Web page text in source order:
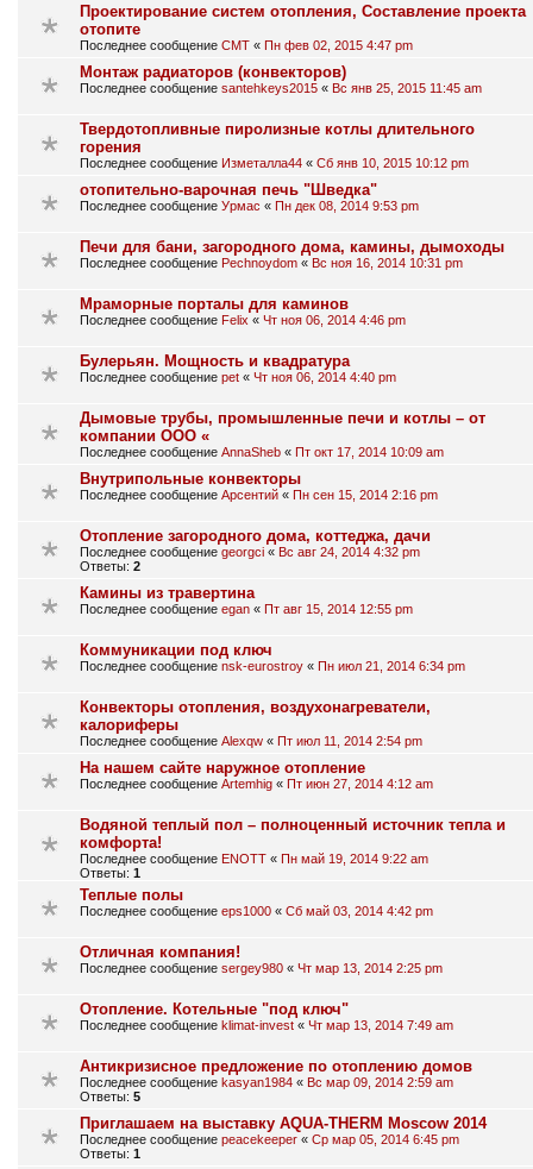
Проектирование систем отопления, Составление проекта
отопите
Последнее сообщение СМТ « Пн фев 02, 2015 4:47 pm
Монтаж радиаторов (конвекторов)
Последнее сообщение santehkeys2015 « Вс янв 25, 2015 11:45 am
Твердотопливные пиролизные котлы длительного
горения
Последнее сообщение Изметалла44 « Сб янв 10, 2015 10:12 pm
отопительно-варочная печь "Шведка"
Последнее сообщение Урмас « Пн дек 08, 2014 9:53 pm
Печи для бани, загородного дома, камины, дымоходы
Последнее сообщение Pechnoydom « Вс ноя 16, 2014 10:31 pm
Мраморные порталы для каминов
Последнее сообщение Felix « Чт ноя 06, 2014 4:46 pm
Булерьян. Мощность и квадратура
Последнее сообщение pet « Чт ноя 06, 2014 4:40 pm
Дымовые трубы, промышленные печи и котлы – от
компании ООО «
Последнее сообщение AnnaSheb « Пт окт 17, 2014 10:09 am
Внутрипольные конвекторы
Последнее сообщение Арсентий « Пн сен 15, 2014 2:16 pm
Отопление загородного дома, коттеджа, дачи
Последнее сообщение georgci « Вс авг 24, 2014 4:32 pm
Ответы: 2
Камины из травертина
Последнее сообщение egan « Пт авг 15, 2014 12:55 pm
Коммуникации под ключ
Последнее сообщение nsk-eurostroy « Пн июл 21, 2014 6:34 pm
Конвекторы отопления, воздухонагреватели,
калориферы
Последнее сообщение Alexqw « Пт июл 11, 2014 2:54 pm
На нашем сайте наружное отопление
Последнее сообщение Artemhig « Пт июн 27, 2014 4:12 am
Водяной теплый пол – полноценный источник тепла и
комфорта!
Последнее сообщение ENOTT « Пн май 19, 2014 9:22 am
Ответы: 1
Теплые полы
Последнее сообщение eps1000 « Сб май 03, 2014 4:42 pm
Отличная компания!
Последнее сообщение sergey980 « Чт мар 13, 2014 2:25 pm
Отопление. Котельные "под ключ"
Последнее сообщение klimat-invest « Чт мар 13, 2014 7:49 am
Антикризисное предложение по отоплению домов
Последнее сообщение kasyan1984 « Вс мар 09, 2014 2:59 am
Ответы: 5
Приглашаем на выставку AQUA-THERM Moscow 2014
Последнее сообщение peacekeeper « Ср мар 05, 2014 6:45 pm
Ответы: 1